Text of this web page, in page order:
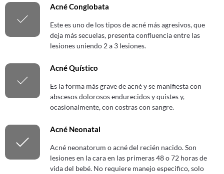
Acné Conglobata
Este es uno de los tipos de acné más agresivos, que
deja más secuelas, presenta confluencia entre las
lesiones uniendo 2 a 3 lesiones.
Acné Quístico
Es la forma más grave de acné y se manifiesta con
abscesos dolorosos endurecidos y quistes y,
ocasionalmente, con costras con sangre.
Acné Neonatal
Acné neonatorum o acné del recién nacido. Son
lesiones en la cara en las primeras 48 o 72 horas de
vida del bebé. No requiere manejo especifico, solo